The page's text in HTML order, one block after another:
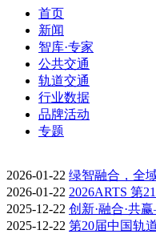
首页
新闻
智库·专家
公共交通
轨道交通
行业数据
品牌活动
专题
2026-01-22 绿智融合，全
2026-01-22 2026ARTS 第
2025-12-22 创新·融合·共
2025-12-22 第20届中国轨